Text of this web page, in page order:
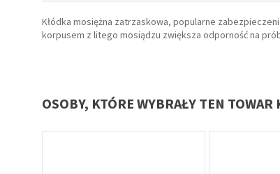
Kłódka mosiężna zatrzaskowa, popularne
korpusem z litego mosiądzu zwiększa odporność na
OSOBY, KTÓRE WYBRAŁY TEN